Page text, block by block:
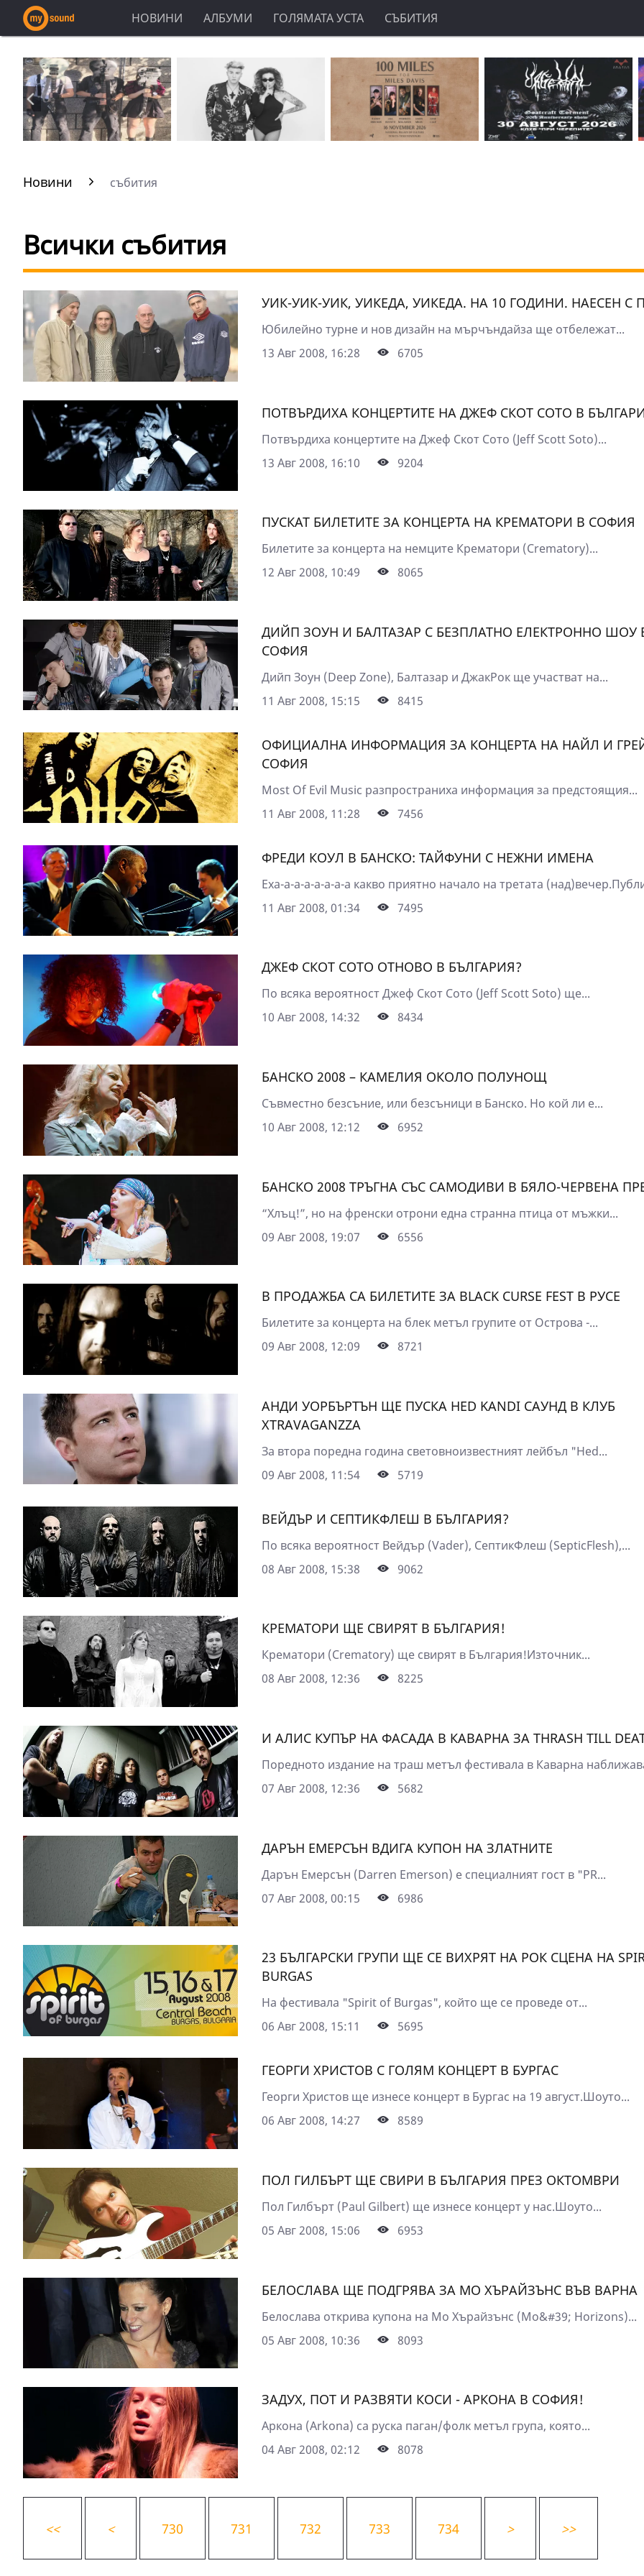
НОВИНИ АЛБУМИ ГОЛЯМАТА УСТА СЪБИТИЯ
Новини събития
Всички събития
УИК-УИК-УИК, УИКЕДА, УИКЕДА. НА 10 ГОДИНИ. НАЕСЕН С
Юбилейно турне и нов дизайн на мърчъндайза ще отбележат...
13 Авг 2008, 16:28
6705
ПОТВЪРДИХА КОНЦЕРТИТЕ НА ДЖЕФ СКОТ СОТО В
Потвърдиха концертите на Джеф Скот Сото (Jeff Scott Soto)...
13 Авг 2008, 16:10
9204
ПУСКАТ БИЛЕТИТЕ ЗА КОНЦЕРТА НА КРЕМАТОРИ В СОФИЯ
Билетите за концерта на немците Крематори (Crematory)...
12 Авг 2008, 10:49
8065
ДИЙП ЗОУН И БАЛТАЗАР С БЕЗПЛАТНО ЕЛЕКТРОННО ШОУ
СОФИЯ
Дийп Зоун (Deep Zone), Балтазар и ДжакРок ще участват на...
11 Авг 2008, 15:15
8415
ОФИЦИАЛНА ИНФОРМАЦИЯ ЗА КОНЦЕРТА НА НАЙЛ И
СОФИЯ
Most Of Evil Music разпространиха информация за предстоящия...
11 Авг 2008, 11:28
7456
ФРЕДИ КОУЛ В БАНСКО: ТАЙФУНИ С НЕЖНИ ИМЕНА
Еха-а-а-а-а-а-а-а какво приятно начало на третата
11 Авг 2008, 01:34
7495
ДЖЕФ СКОТ СОТО ОТНОВО В БЪЛГАРИЯ?
По всяка вероятност Джеф Скот Сото (Jeff Scott Soto) ще...
10 Авг 2008, 14:32
8434
БАНСКО 2008 – КАМЕЛИЯ ОКОЛО ПОЛУНОЩ
Съвместно безсъние, или безсъници в Банско. Но кой ли е...
10 Авг 2008, 12:12
6952
БАНСКО 2008 ТРЪГНА СЪС САМОДИВИ В БЯЛО-ЧЕРВЕНА
“Хлъц!”, но на френски отрони една странна птица от мъжки...
09 Авг 2008, 19:07
6556
В ПРОДАЖБА СА БИЛЕТИТЕ ЗА BLACK CURSE FEST В РУСЕ
Билетите за концерта на блек метъл групите от Острова -...
09 Авг 2008, 12:09
8721
АНДИ УОРБЪРТЪН ЩЕ ПУСКА HED KANDI САУНД В КЛУБ
XTRAVAGANZZA
За втора поредна година световноизвестният лейбъл "Hed...
09 Авг 2008, 11:54
5719
ВЕЙДЪР И СЕПТИКФЛЕШ В БЪЛГАРИЯ?
По всяка вероятност Вейдър (Vader), СептикФлеш (SepticFlesh),...
08 Авг 2008, 15:38
9062
КРЕМАТОРИ ЩЕ СВИРЯТ В БЪЛГАРИЯ!
Крематори (Crematory) ще свирят в България!Източник...
08 Авг 2008, 12:36
8225
И АЛИС КУПЪР НА ФАСАДА В КАВАРНА ЗА THRASH TILL
Поредното издание на траш метъл фестивала в Каварна
07 Авг 2008, 12:36
5682
ДАРЪН ЕМЕРСЪН ВДИГА КУПОН НА ЗЛАТНИТЕ
Дарън Емерсън (Darren Emerson) е специалният гост в "PR...
07 Авг 2008, 00:15
6986
23 БЪЛГАРСКИ ГРУПИ ЩЕ СЕ ВИХРЯТ НА РОК СЦЕНА НА
BURGAS
На фестивала "Spirit of Burgas", който ще се проведе от...
06 Авг 2008, 15:11
5695
ГЕОРГИ ХРИСТОВ С ГОЛЯМ КОНЦЕРТ В БУРГАС
Георги Христов ще изнесе концерт в Бургас на 19 август.Шоуто...
06 Авг 2008, 14:27
8589
ПОЛ ГИЛБЪРТ ЩЕ СВИРИ В БЪЛГАРИЯ ПРЕЗ ОКТОМВРИ
Пол Гилбърт (Paul Gilbert) ще изнесе концерт у нас.Шоуто...
05 Авг 2008, 15:06
6953
БЕЛОСЛАВА ЩЕ ПОДГРЯВА ЗА МО ХЪРАЙЗЪНС ВЪВ ВАРНА
Белослава открива купона на Мо Хърайзънс (Mo&#39; Horizons)...
05 Авг 2008, 10:36
8093
ЗАДУХ, ПОТ И РАЗВЯТИ КОСИ - АРКОНА В СОФИЯ!
Аркона (Arkona) са руска паган/фолк метъл група, която...
04 Авг 2008, 02:12
8078
<< < 730 731 732 733 734 > >>